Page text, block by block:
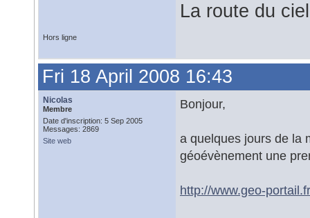
La route du
Hors ligne
Fri 18 April 2008 16:43
Nicolas
Membre
Date d'inscription: 5 Sep 2005
Messages: 2869
Site web
Bonjour,
a quelques jours de la
géoévènement une
http://www.geo-